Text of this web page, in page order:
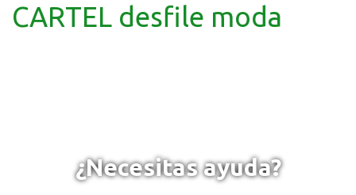
CARTEL desfile moda
¿Necesitas ayuda?